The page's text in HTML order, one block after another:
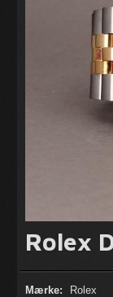
Rolex
Mærke:
Rolex